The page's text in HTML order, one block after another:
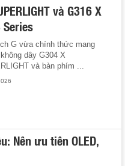
và G316 X
G vừa chính thức mang
dây G304 X
và bàn phím ...
Nên ưu tiên OLED,